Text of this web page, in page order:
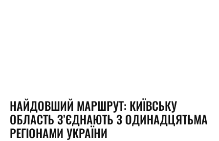
НАЙДОВШИЙ МАРШРУТ: КИЇВСЬКУ
ОБЛАСТЬ З’ЄДНАЮТЬ З ОДИНАДЦЯТЬМА
РЕГІОНАМИ УКРАЇНИ